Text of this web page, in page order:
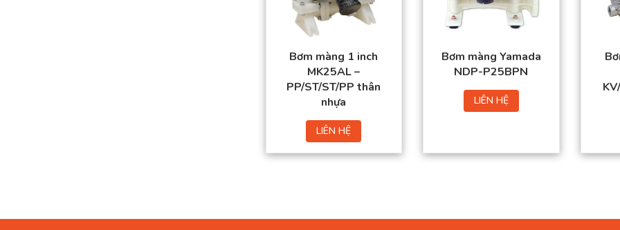
Bơm màng 1 inch
MK25AL –
PP/ST/ST/PP thân
nhựa
LIÊN HỆ
Bơm màng Yamada
NDP-P25BPN
LIÊN HỆ